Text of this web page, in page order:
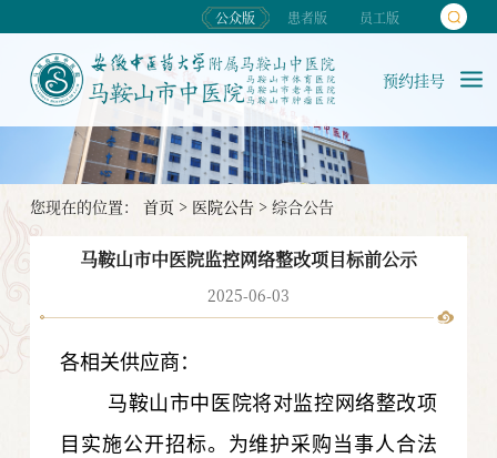
公众版 患者版 员工版
预约挂号
您现在的位置： 首页 > 医院公告> 综合公告
马鞍山市中医院监控网络整改项目标前公示
2025-06-03
各相关供应商：
马鞍山市中医院将对监控网络整改项
目实施公开招标。为维护采购当事人合法